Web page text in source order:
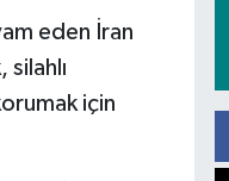
eden İran
için